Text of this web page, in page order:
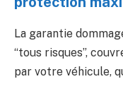
La garantie
“tous risques”,
par votre véhicule,